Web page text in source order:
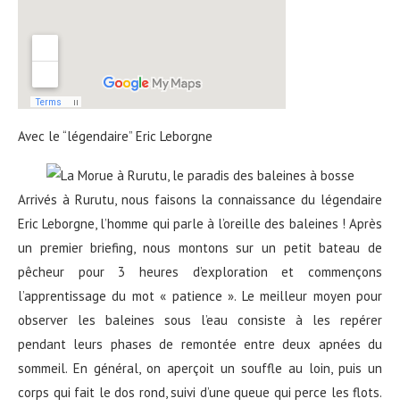
Avec le “légendaire” Eric Leborgne
Arrivés à Rurutu, nous faisons la connaissance du légendaire
Eric Leborgne, l’homme qui parle à l’oreille des baleines ! Après
un premier briefing, nous montons sur un petit bateau de
pêcheur pour 3 heures d’exploration et commençons
l’apprentissage du mot « patience ». Le meilleur moyen pour
observer les baleines sous l’eau consiste à les repérer
pendant leurs phases de remontée entre deux apnées du
sommeil. En général, on aperçoit un souffle au loin, puis un
corps qui fait le dos rond, suivi d’une queue qui perce les flots.